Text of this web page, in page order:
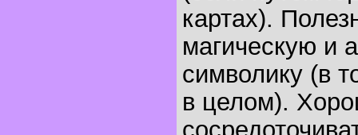
картах).
магическую и
символику (в
в целом).